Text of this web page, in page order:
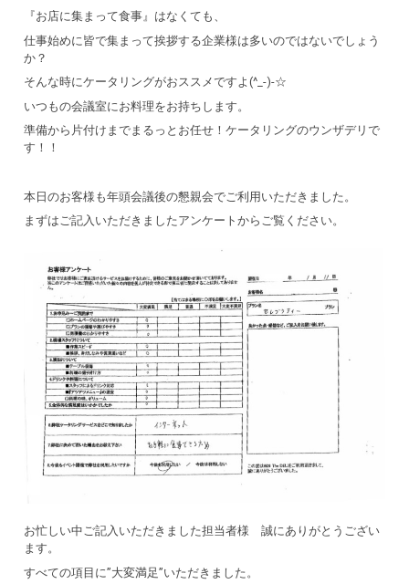
『お店に集まって食事』はなくても、
仕事始めに皆で集まって挨拶する企業様は多いのではないでしょう
か？
そんな時にケータリングがおススメですよ(^_-)-☆
いつもの会議室にお料理をお持ちします。
準備から片付けまでまるっとお任せ！ケータリングのウンザデリで
す！！
本日のお客様も年頭会議後の懇親会でご利用いただきました。
まずはご記入いただきましたアンケートからご覧ください。
お忙しい中ご記入いただきました担当者様 誠にありがとうござい
ます。
すべての項目に”大変満足”いただきました。